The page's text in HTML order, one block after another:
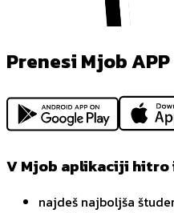
Prenesi Mjob APP
V Mjob aplikaciji hitro
najdeš najboljša